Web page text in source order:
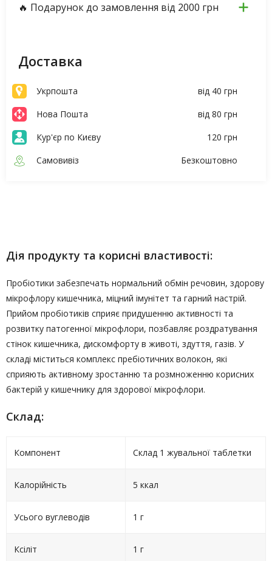
🔥 Подарунок до замовлення від 2000 грн
Доставка
Укрпошта
від 40 грн
Нова Пошта
від 80 грн
Кур'єр по Києву
120 грн
Самовивіз
Безкоштовно
Дія продукту та корисні властивості:
Пробіотики забезпечать нормальний обмін речовин, здорову
мікрофлору кишечника, міцний імунітет та гарний настрій.
Прийом пробіотиків сприяє придушенню активності та
розвитку патогенної мікрофлори, позбавляє роздратування
стінок кишечника, дискомфорту в животі, здуття, газів. У
складі міститься комплекс пребіотичних волокон, які
сприяють активному зростанню та розмноженню корисних
бактерій у кишечнику для здорової мікрофлори.
Склад:
Компонент Склад 1 жувальної таблетки
Калорійність 5 ккал
Усього вуглеводів 1 г
Ксіліт 1 г